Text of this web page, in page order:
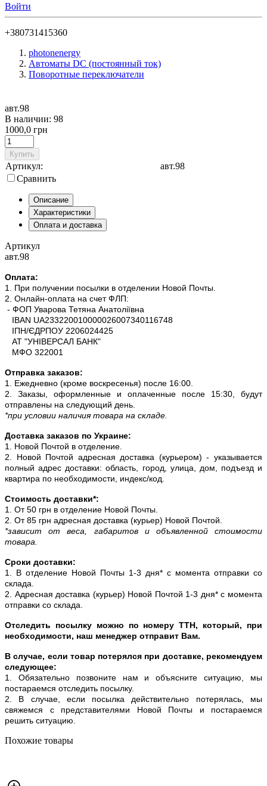
Войти
+380731415360
photonenergy
Автоматы DC (постоянный ток)
Поворотные переключатели
авт.98
В наличии: 98
1000,0 грн
Купить
Артикул:
авт.98
Сравнить
Описание
Характеристики
Оплата и доставка
Артикул
авт.98
Оплата:
1. При получении посылки в отделении Новой Почты.
2. Онлайн-оплата на счет ФЛП:
- ФОП Уварова Тетяна Анатоліївна
IBAN UA233220010000026007340116748
ІПН/ЄДРПОУ 2206024425
АТ "УНІВЕРСАЛ БАНК"
МФО 322001
Отправка заказов:
1. Ежедневно (кроме воскресенья) после 16:00.
2. Заказы, оформленные и оплаченные после 15:30, будут
отправлены на следующий день.
*при условии наличия товара на складе.
Доставка заказов по Украине:
1. Новой Почтой в отделение.
2. Новой Почтой адресная доставка (курьером) - указывается
полный адрес доставки: область, город, улица, дом, подъезд и
квартира по необходимости, индекс/код.
Стоимость доставки*:
1. От 50 грн в отделение Новой Почты.
2. От 85 грн адресная доставка (курьер) Новой Почтой.
*зависит от веса, габаритов и объявленной стоимости
товара.
Сроки доставки:
1. В отделение Новой Почты 1-3 дня* с момента отправки со
склада.
2. Адресная доставка (курьер) Новой Почтой 1-3 дня* с момента
отправки со склада.
Отследить посылку можно по номеру ТТН, который, при
необходимости, наш менеджер отправит Вам.
В случае, если товар потерялся при доставке, рекомендуем
следующее:
1. Обязательно позвоните нам и объясните ситуацию, мы
постараемся отследить посылку.
2. В случае, если посылка действительно потерялась, мы
свяжемся с представителями Новой Почты и постараемся
решить ситуацию.
Похожие товары